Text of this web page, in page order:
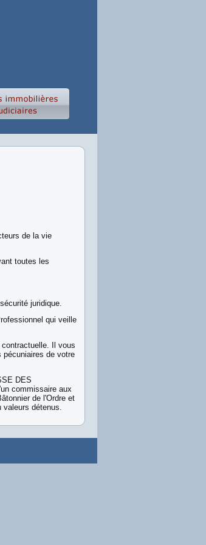
de la vie
toutes les
juridique.
qui veille
Il vous
pécuniaires de votre
DES
commissaire aux
de l'Ordre et
valeurs détenus.